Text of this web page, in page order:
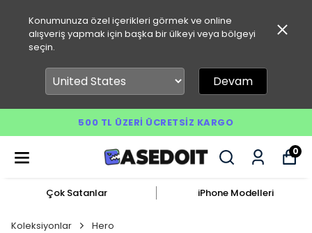
Konumunuza özel içerikleri görmek ve online
alışveriş yapmak için başka bir ülkeyi veya bölgeyi
seçin.
Devam
500 TL ÜZERI ÜCRETSIZ KARGO
0
Çok Satanlar iPhone Modelleri
Koleksiyonlar Hero